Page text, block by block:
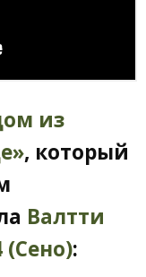
из
, который
Валтти
(Сено):